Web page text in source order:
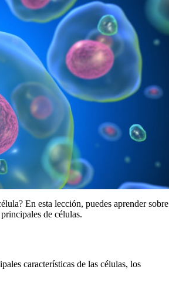
En esta lección, puedes aprender sobre
de células.
características de las células, los